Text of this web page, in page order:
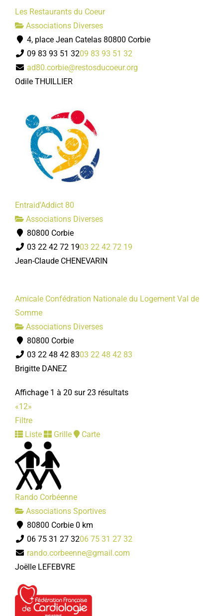
Les Restaurants du Coeur
Associations Diverses
4, place Jean Catelas 80800 Corbie
09 83 93 51 3209 83 93 51 32
ad80.corbie@restosducoeur.org
Odile THUILLIER
Entraid'Addict 80
Associations Diverses
80800 Corbie
03 22 42 72 1903 22 42 72 19
Jean-Claude CHENEVARIN
Amicale Confédration Nationale du Logement Val de
Somme
Associations Diverses
80800 Corbie
03 22 48 42 8303 22 48 42 83
Brigitte DANEZ
Affichage 1 à 20 sur 23 résultats
«12»
Filtre
Liste
Grille Carte
Rando Corbéenne
Associations Sportives
80800 Corbie 0 km
06 75 31 27 3206 75 31 27 32
rando.corbeenne@gmail.com
Joëlle LEFEBVRE